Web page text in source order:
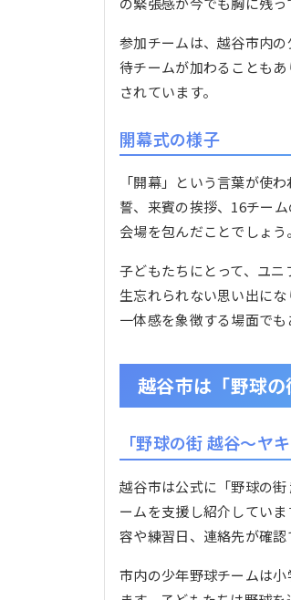
参加チームは、越谷市内
待チームが加わることも
されています。
開幕式の様子
「開幕」という言葉が使
誓、来賓の挨拶、16チー
会場を包んだことでしょう。
子どもたちにとって、ユ
生忘れられない思い出に
一体感を象徴する場面でも
越谷市は「野球の
「野球の街 越谷〜ヤ
越谷市は公式に「野球の
ームを支援し紹介してい
容や練習日、連絡先が確認
市内の少年野球チームは